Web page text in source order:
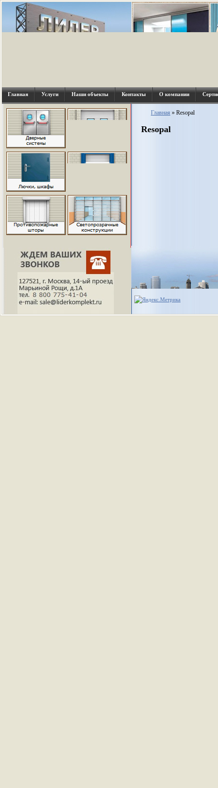
Главная Услуги Наши объекты Контакты О компании
Главная » Resopal
Resopal